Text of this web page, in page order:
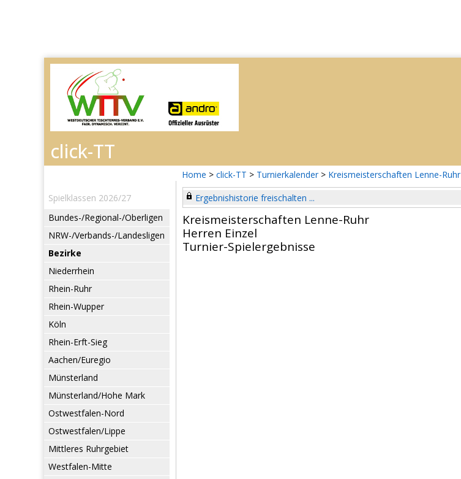
Home > click-TT > Turnierkalender > Kreismeisterschaften Lenne-Ruhr
Spielklassen 2026/27
Bundes-/Regional-/Oberligen
NRW-/Verbands-/Landesligen
Bezirke
Niederrhein
Rhein-Ruhr
Rhein-Wupper
Köln
Rhein-Erft-Sieg
Aachen/Euregio
Münsterland
Münsterland/Hohe Mark
Ostwestfalen-Nord
Ostwestfalen/Lippe
Mittleres Ruhrgebiet
Westfalen-Mitte
Ergebnishistorie freischalten ...
Kreismeisterschaften Lenne-Ruhr
Herren Einzel
Turnier-Spielergebnisse